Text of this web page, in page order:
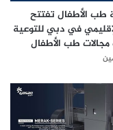
طب الأطفال تفتتح
في دبي للتوعية
طب الأطفال